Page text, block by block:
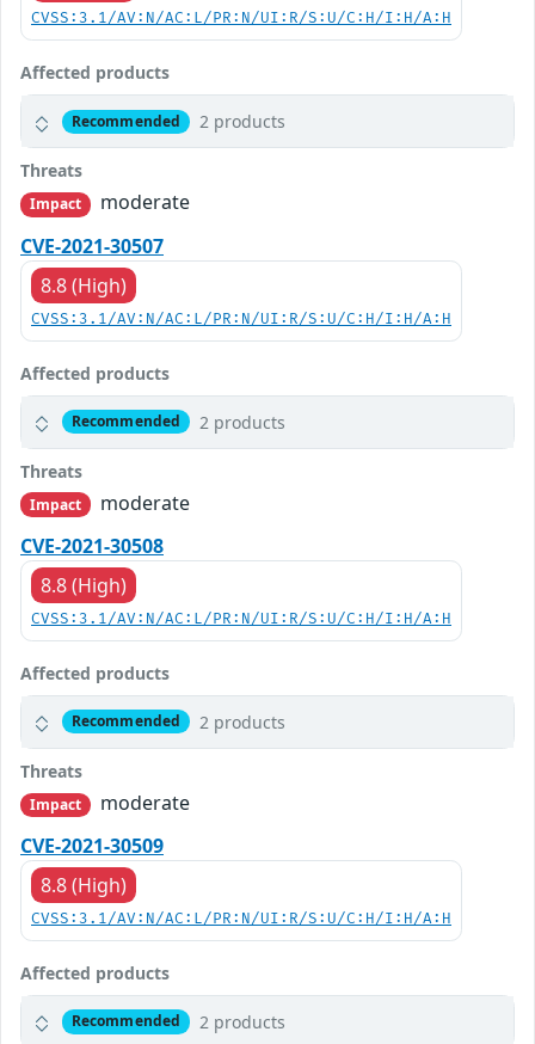
CVSS:3.1/AV:N/AC:L/PR:N/UI:R/S:U/C:H/I:H/A:H
Affected products
Recommended 2 products
Threats
Impact
moderate
CVE-2021-30507
8.8 (High)
CVSS:3.1/AV:N/AC:L/PR:N/UI:R/S:U/C:H/I:H/A:H
Affected products
Recommended 2 products
Threats
Impact
moderate
CVE-2021-30508
8.8 (High)
CVSS:3.1/AV:N/AC:L/PR:N/UI:R/S:U/C:H/I:H/A:H
Affected products
Recommended 2 products
Threats
Impact
moderate
CVE-2021-30509
8.8 (High)
CVSS:3.1/AV:N/AC:L/PR:N/UI:R/S:U/C:H/I:H/A:H
Affected products
Recommended 2 products